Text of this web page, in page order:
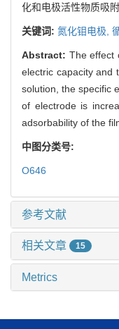
化和电极活性物质吸
关键词: 氮化钼电极,
Abstract: The effect
electric capacity and
solution, the specific
of electrode is
adsorbability of the
中图分类号:
O646
参考文献
相关文章 15
Metrics